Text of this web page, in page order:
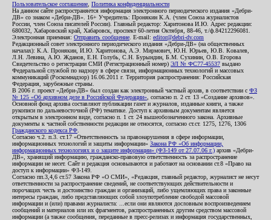
Пользовательское соглашение Политика конфиденциальности
На данном сайте распространяется информация электронного периодического издания «Дебри-
ДВ» со знаком «Дебри-ДВ». 16+ Учредитель: Пронякин К.А. (член Союза журналистов
России, член Союза писателей России). Главный редактор: Харитонова И.Ю. Адрес редакции:
680032, Хабаровский край, Хабаровск, проспект 60-летия Октября, 88-46, т./ф.84212296081.
Электронная приемная: Отправить сообщение . E-mail: editor@debri-dv.com
Редакционный совет электронного периодического издания «Дебри-ДВ» (на общественных
началах): К.А. Пронякин, И.Ю. Харитонова, А.Э. Мирмович, Ю.Н. Юрьев, Ю.В. Ковалев,
Л.Н. Левина, А.Ю. Жданов, Е.Н. Голубь, С.Н. Бурындин, Б.М. Сухинин, О.В. Егорова
Свидетельство о регистрации СМИ (Регистрационный номер) ЭЛ № ФС77-45537 выдано
Федеральной службой по надзору в сфере связи, информационных технологий и массовых
коммуникаций (Роскомнадзор) 16.06.2011 г. Территория распространения: Российская
Федерация, зарубежные страны.
В 2006 г. проект «Дебри-ДВ» был создан как электронный частный архив, в соответствии с ФЗ
№ 125 «Об архивном деле в Российской Федерации» , согласно п. 2 ст. 13 «Создание архивов».
Основной фонд архива составляют публикации газет и журналов, изданные книги, а также
рукописи по дальневосточной (РФ) тематике. Доступ к архивным документам является
открытым в электронном виде, согласно п. 1 ст. 24 вышеобозначенного закона. Архивные
документы к частной собственности редакции не относятся, согласно ст.ст. 1275, 1276, 1306
Гражданского кодекса РФ
Согласно ч.2. п.3. ст.17 «Ответственность за правонарушения в сфере информации,
информационных технологий и защиты информации» Закона РФ «Об информации,
информационных технологиях и о защите информации» (ФЗ-149 от 27.07.06 г.) архив «Дебри-
ДВ», хранящий информацию, гражданско-правовую ответственность за распространение
информации не несет. Сайт и редакция основываются и работают на основании ст.8 «Право на
доступ к информации» ФЗ-149.
Согласно пп.3,4,6 ст.57 Закона РФ «О СМИ», «Редакция, главный редактор, журналист не несут
ответственности за распространение сведений, не соответствующих действительности и
порочащих честь и достоинство граждан и организаций, либо ущемляющих права и законные
интересы граждан, либо представляющих собой злоупотребление свободой массовой
информации и (или) правами журналиста: ...если они являются дословным воспроизведением
сообщений и материалов или их фрагментов, распространенных другим средством массовой
информации (а также сообщения, переданные в пресс-релизах и информация государственных,